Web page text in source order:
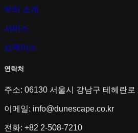
우리 소개
서비스
쇼케이스
연락처
주소: 06130 서울시 강남구 테헤란로
이메일: info@dunescape.co.kr
전화: +82 2-508-7210